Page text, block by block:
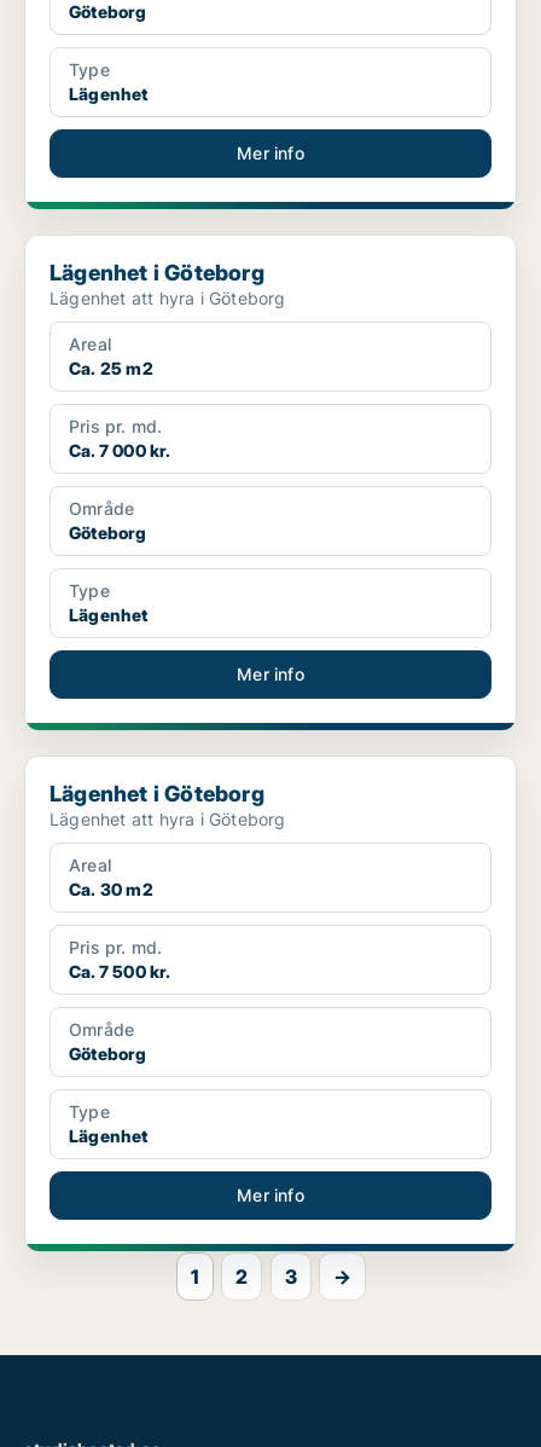
Göteborg
Type
Lägenhet
Mer info
Lägenhet i Göteborg
Lägenhet i Göteborg
Lägenhet att hyra i Göteborg
Areal
Ca. 25 m2
Pris pr. md.
Ca. 7 000 kr.
Område
Göteborg
Type
Lägenhet
Mer info
Lägenhet i Göteborg
Lägenhet i Göteborg
Lägenhet att hyra i Göteborg
Areal
Ca. 30 m2
Pris pr. md.
Ca. 7 500 kr.
Område
Göteborg
Type
Lägenhet
Mer info
1 2 3 →